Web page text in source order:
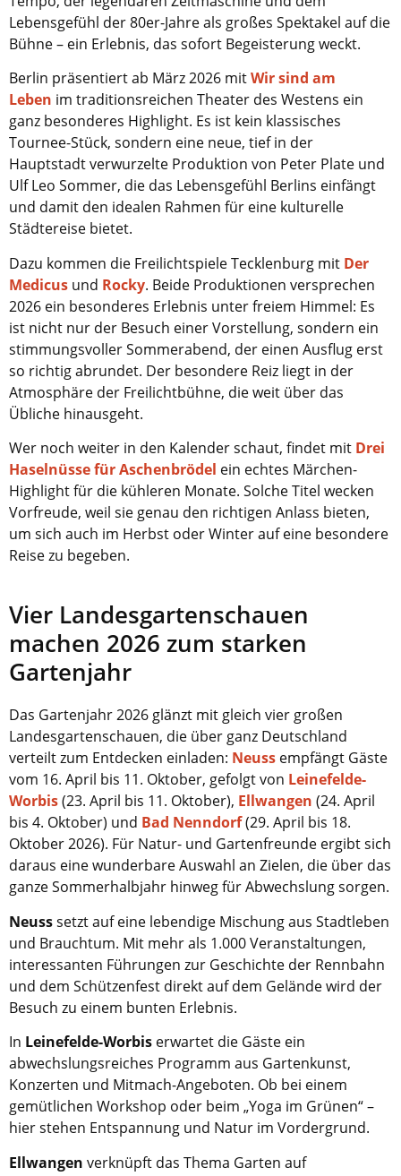
Lebensgefühl der 80er-Jahre als großes Spektakel auf die
Bühne – ein Erlebnis, das sofort Begeisterung weckt.
Berlin präsentiert ab März 2026 mitWir sind am
Leben im traditionsreichen Theater des Westens ein
ganz besonderes Highlight. Es ist kein klassisches
Tournee-Stück, sondern eine neue, tief in der
Hauptstadt verwurzelte Produktion von Peter Plate und
Ulf Leo Sommer, die das Lebensgefühl Berlins einfängt
und damit den idealen Rahmen für eine kulturelle
Städtereise bietet.
Dazu kommen die Freilichtspiele Tecklenburg mit Der
Medicus und Rocky. Beide Produktionen versprechen
2026 ein besonderes Erlebnis unter freiem Himmel: Es
ist nicht nur der Besuch einer Vorstellung, sondern ein
stimmungsvoller Sommerabend, der einen Ausflug erst
so richtig abrundet. Der besondere Reiz liegt in der
Atmosphäre der Freilichtbühne, die weit über das
Übliche hinausgeht.
Wer noch weiter in den Kalender schaut, findet mit Drei
Haselnüsse für Aschenbrödel ein echtes Märchen-
Highlight für die kühleren Monate. Solche Titel wecken
Vorfreude, weil sie genau den richtigen Anlass bieten,
um sich auch im Herbst oder Winter auf eine besondere
Reise zu begeben.
Vier Landesgartenschauen
machen 2026 zum starken
Gartenjahr
Das Gartenjahr 2026 glänzt mit gleich vier großen
Landesgartenschauen, die über ganz Deutschland
verteilt zum Entdecken einladen: Neuss empfängt Gäste
vom 16. April bis 11. Oktober, gefolgt von Leinefelde-
Worbis(23. April bis 11. Oktober), Ellwangen (24. April
bis 4. Oktober) und Bad Nenndorf(29. April bis 18.
Oktober 2026). Für Natur- und Gartenfreunde ergibt sich
daraus eine wunderbare Auswahl an Zielen, die über das
ganze Sommerhalbjahr hinweg für Abwechslung sorgen.
Neusssetzt auf eine lebendige Mischung aus Stadtleben
und Brauchtum. Mit mehr als 1.000 Veranstaltungen,
interessanten Führungen zur Geschichte der Rennbahn
und dem Schützenfest direkt auf dem Gelände wird der
Besuch zu einem bunten Erlebnis.
In Leinefelde-Worbis erwartet die Gäste ein
abwechslungsreiches Programm aus Gartenkunst,
Konzerten und Mitmach-Angeboten. Ob bei einem
gemütlichen Workshop oder beim „Yoga im Grünen“ –
hier stehen Entspannung und Natur im Vordergrund.
Ellwangen verknüpft das Thema Garten auf